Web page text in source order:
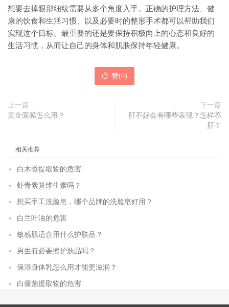
想要去掉眼部细纹需要从多个角度入手。正确的护理方法、健
康的饮食和生活习惯、以及必要时的整形手术都可以帮助我们
实现这个目标。最重要的还是要保持积极向上的心态和良好的
生活习惯，从而让自己的身体和肌肤保持年轻健康。
赞(0)
上一篇
黄金面膜怎么用？
下一篇
肝不好会有哪些表现？怎样养
肝？
相关推荐
白木香提取物的危害
虾青素算维生素吗？
想买手工洗脸皂，哪个品牌的洗脸皂好用？
白兰叶油的危害
敏感肌适合用什么护肤品？
男生有必要擦护肤品吗？
保湿身体乳怎么用才能更滋润？
白僵菌提取物的危害